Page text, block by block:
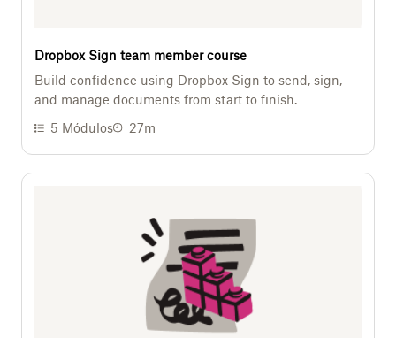
Dropbox Sign team member course
Build confidence using Dropbox Sign to send, sign,
and manage documents from start to finish.
5 Módulos 27m